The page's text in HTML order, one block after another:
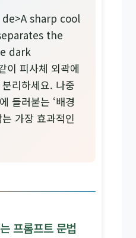
de>A sharp cool
the
dark
피사체 외곽에
리하세요. 나중
들러붙는 ‘배경
가장 효과적인
프롬프트 문법